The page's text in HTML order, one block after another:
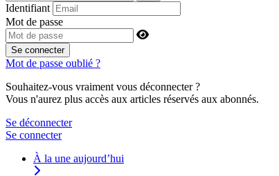
Identifiant
Mot de passe
Se connecter
Mot de passe oublié ?
Souhaitez-vous vraiment vous déconnecter ?
Vous n'aurez plus accès aux articles réservés aux abonnés.
Se déconnecter
Se connecter
À la une aujourd’hui